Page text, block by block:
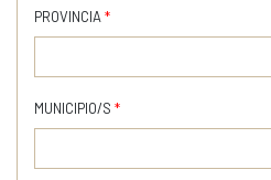
PROVINCIA *
MUNICIPIO/S *